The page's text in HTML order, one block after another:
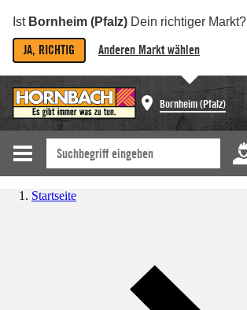
Ist Bornheim (Pfalz) Dein richtiger Markt?
JA, RICHTIG Anderen Markt wählen
Bornheim (Pfalz)
Startseite